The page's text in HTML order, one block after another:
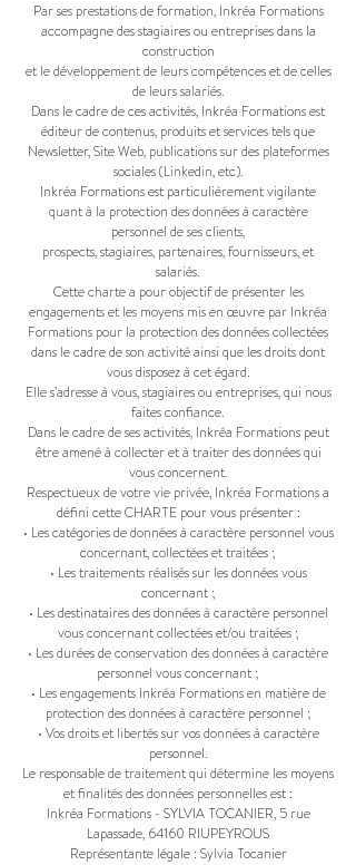
Par ses prestations de formation, Inkréa Formations
accompagne des stagiaires ou entreprises dans la
construction
et le développement de leurs compétences et de celles
de leurs salariés.
Dans le cadre de ces activités, Inkréa Formations est
éditeur de contenus, produits et services tels que
Newsletter, Site Web, publications sur des plateformes
sociales (Linkedin, etc).
Inkréa Formations est particulièrement vigilante
quant à la protection des données à caractère
personnel de ses clients,
prospects, stagiaires, partenaires, fournisseurs, et
salariés.
Cette charte a pour objectif de présenter les
engagements et les moyens mis en œuvre par Inkréa
Formations pour la protection des données collectées
dans le cadre de son activité ainsi que les droits dont
vous disposez à cet égard.
Elle s’adresse à vous, stagiaires ou entreprises, qui nous
faites confiance.
Dans le cadre de ses activités, Inkréa Formations peut
être amené à collecter et à traiter des données qui
vous concernent.
Respectueux de votre vie privée, Inkréa Formations a
défini cette CHARTE pour vous présenter :
• Les catégories de données à caractère personnel vous
concernant, collectées et traitées ;
• Les traitements réalisés sur les données vous
concernant ;
• Les destinataires des données à caractère personnel
vous concernant collectées et/ou traitées ;
• Les durées de conservation des données à caractère
personnel vous concernant ;
• Les engagements Inkréa Formations en matière de
protection des données à caractère personnel ;
• Vos droits et libertés sur vos données à caractère
personnel.
Le responsable de traitement qui détermine les moyens
et finalités des données personnelles est :
Inkréa Formations - SYLVIA TOCANIER, 5 rue
Lapassade, 64160 RIUPEYROUS
Représentante légale : Sylvia Tocanier